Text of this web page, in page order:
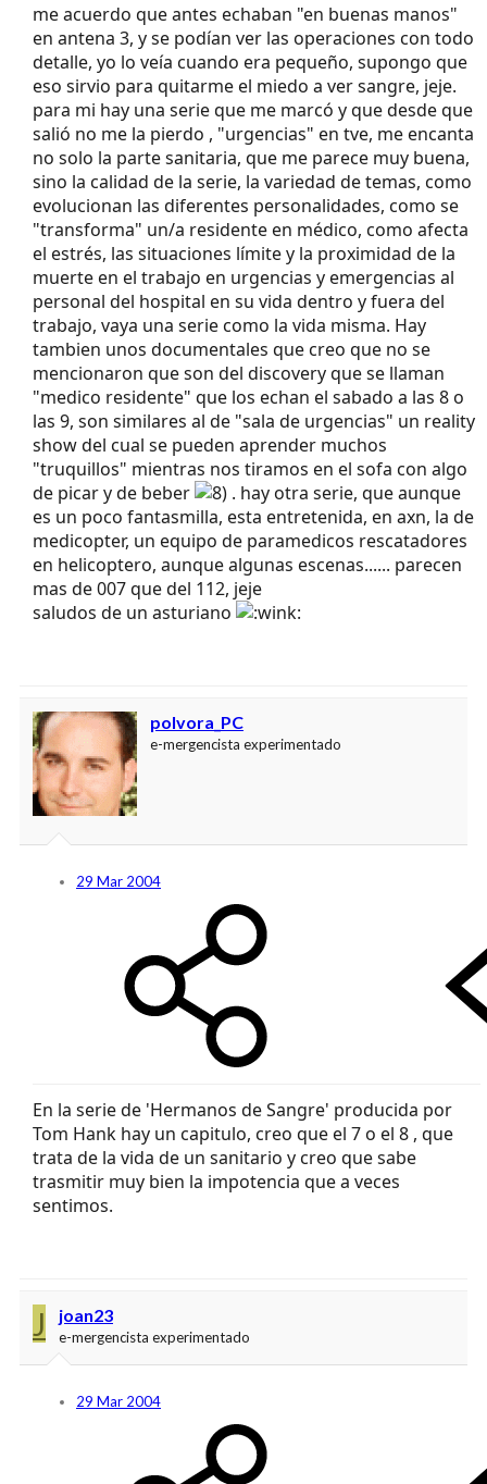
me acuerdo que antes echaban "en buenas manos"
en antena 3, y se podían ver las operaciones con todo
detalle, yo lo veía cuando era pequeño, supongo que
eso sirvio para quitarme el miedo a ver sangre, jeje.
para mi hay una serie que me marcó y que desde que
salió no me la pierdo , "urgencias" en tve, me encanta
no solo la parte sanitaria, que me parece muy buena,
sino la calidad de la serie, la variedad de temas, como
evolucionan las diferentes personalidades, como se
"transforma" un/a residente en médico, como afecta
el estrés, las situaciones límite y la proximidad de la
muerte en el trabajo en urgencias y emergencias al
personal del hospital en su vida dentro y fuera del
trabajo, vaya una serie como la vida misma. Hay
tambien unos documentales que creo que no se
mencionaron que son del discovery que se llaman
"medico residente" que los echan el sabado a las 8 o
las 9, son similares al de "sala de urgencias" un reality
show del cual se pueden aprender muchos
"truquillos" mientras nos tiramos en el sofa con algo
de picar y de beber
. hay otra serie, que aunque
es un poco fantasmilla, esta entretenida, en axn, la de
medicopter, un equipo de paramedicos rescatadores
en helicoptero, aunque algunas escenas...... parecen
mas de 007 que del 112, jeje
saludos de un asturiano
polvora_PC
e-mergencista experimentado
29 Mar 2004
En la serie de 'Hermanos de Sangre' producida por
Tom Hank hay un capitulo, creo que el 7 o el 8 , que
trata de la vida de un sanitario y creo que sabe
trasmitir muy bien la impotencia que a veces
sentimos.
J joan23
e-mergencista experimentado
29 Mar 2004